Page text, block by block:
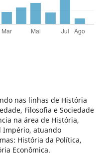
nas linhas de História
Filosofia e Sociedade
na área de História,
Império, atuando
História da Política,
Econômica.